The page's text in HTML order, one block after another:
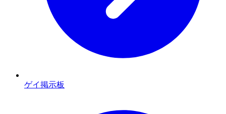
ゲイ掲示板